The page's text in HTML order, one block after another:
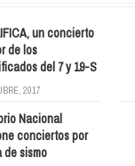
un concierto
de los
del 7 y 19-S
2017
Nacional
conciertos por
de sismo